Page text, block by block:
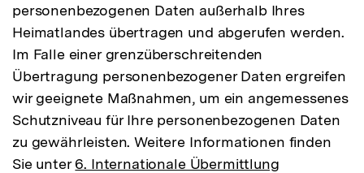
personenbezogenen Daten außerhalb Ihres
Heimatlandes übertragen und abgerufen werden.
Im Falle einer grenzüberschreitenden
Übertragung personenbezogener Daten ergreifen
wir geeignete Maßnahmen, um ein angemessenes
Schutzniveau für Ihre personenbezogenen Daten
zu gewährleisten. Weitere Informationen finden
Sie unter6. Internationale Übermittlung